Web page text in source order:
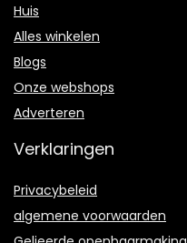
Huis
Alles winkelen
Blogs
Onze webshops
Adverteren
Verklaringen
Privacybeleid
algemene voorwaarden